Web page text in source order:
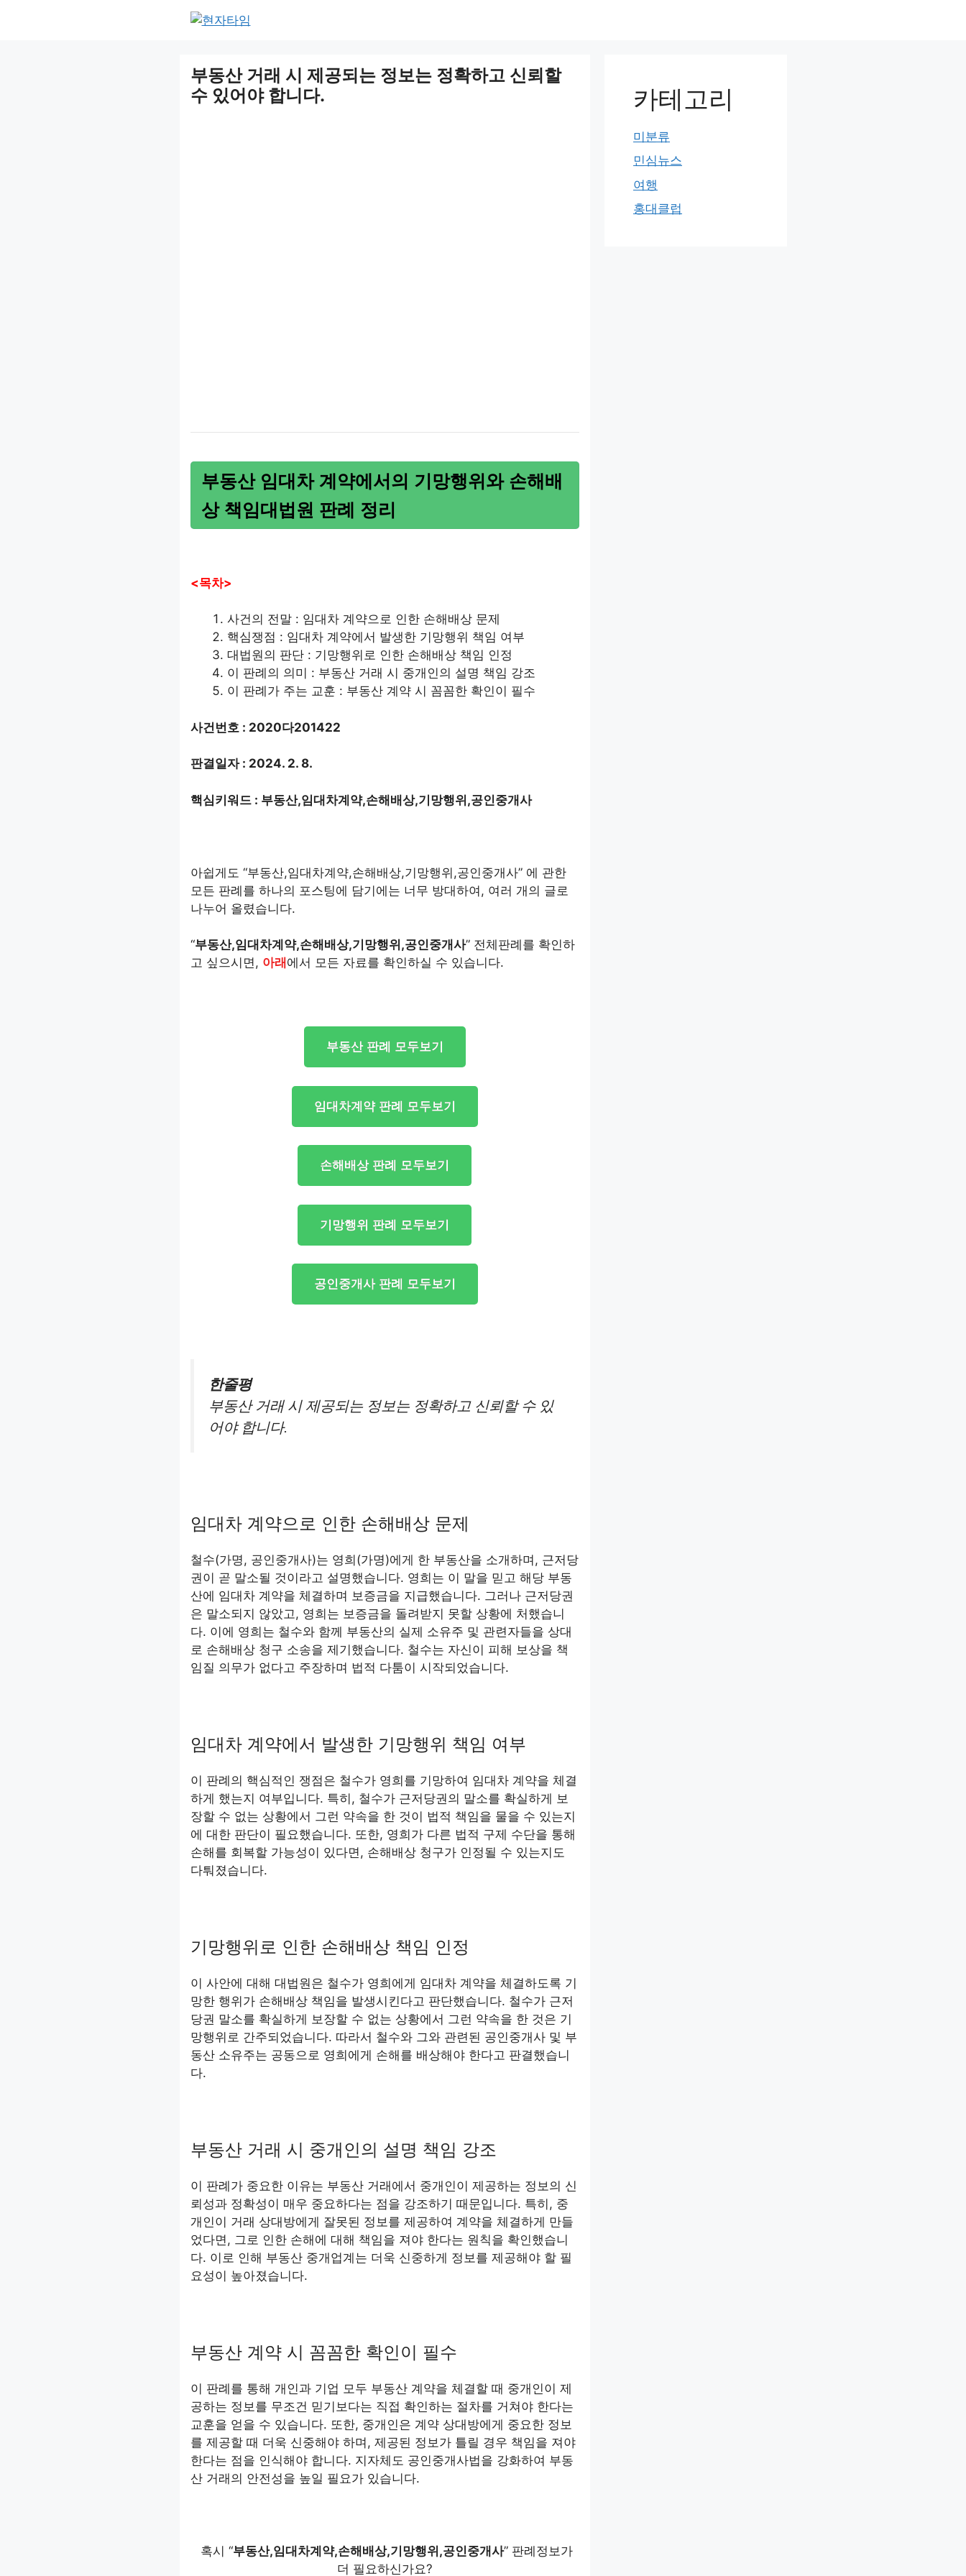
부동산 거래 시 제공되는 정보는 정확하고 신뢰할
수 있어야 합니다.
부동산 임대차 계약에서의 기망행위와 손해배
상 책임대법원 판례 정리
<목차>
사건의 전말 : 임대차 계약으로 인한 손해배상 문제
핵심쟁점 : 임대차 계약에서 발생한 기망행위 책임 여부
대법원의 판단 : 기망행위로 인한 손해배상 책임 인정
이 판례의 의미 : 부동산 거래 시 중개인의 설명 책임 강조
이 판례가 주는 교훈 : 부동산 계약 시 꼼꼼한 확인이 필수
사건번호 : 2020다201422
판결일자 : 2024. 2. 8.
핵심키워드 : 부동산,임대차계약,손해배상,기망행위,공인중개사
아쉽게도 “부동산,임대차계약,손해배상,기망행위,공인중개사” 에 관한
모든 판례를 하나의 포스팅에 담기에는 너무 방대하여, 여러 개의 글로
나누어 올렸습니다.
“부동산,임대차계약,손해배상,기망행위,공인중개사” 전체판례를 확인하
고 싶으시면, 아래 에서 모든 자료를 확인하실 수 있습니다.
부동산 판례 모두보기
임대차계약 판례 모두보기
손해배상 판례 모두보기
기망행위 판례 모두보기
공인중개사 판례 모두보기
한줄평
부동산 거래 시 제공되는 정보는 정확하고 신뢰할 수 있
어야 합니다.
임대차 계약으로 인한 손해배상 문제
철수(가명, 공인중개사)는 영희(가명)에게 한 부동산을 소개하며, 근저당
권이 곧 말소될 것이라고 설명했습니다. 영희는 이 말을 믿고 해당 부동
산에 임대차 계약을 체결하며 보증금을 지급했습니다. 그러나 근저당권
은 말소되지 않았고, 영희는 보증금을 돌려받지 못할 상황에 처했습니
다. 이에 영희는 철수와 함께 부동산의 실제 소유주 및 관련자들을 상대
로 손해배상 청구 소송을 제기했습니다. 철수는 자신이 피해 보상을 책
임질 의무가 없다고 주장하며 법적 다툼이 시작되었습니다.
임대차 계약에서 발생한 기망행위 책임 여부
이 판례의 핵심적인 쟁점은 철수가 영희를 기망하여 임대차 계약을 체결
하게 했는지 여부입니다. 특히, 철수가 근저당권의 말소를 확실하게 보
장할 수 없는 상황에서 그런 약속을 한 것이 법적 책임을 물을 수 있는지
에 대한 판단이 필요했습니다. 또한, 영희가 다른 법적 구제 수단을 통해
손해를 회복할 가능성이 있다면, 손해배상 청구가 인정될 수 있는지도
다퉈졌습니다.
기망행위로 인한 손해배상 책임 인정
이 사안에 대해 대법원은 철수가 영희에게 임대차 계약을 체결하도록 기
망한 행위가 손해배상 책임을 발생시킨다고 판단했습니다. 철수가 근저
당권 말소를 확실하게 보장할 수 없는 상황에서 그런 약속을 한 것은 기
망행위로 간주되었습니다. 따라서 철수와 그와 관련된 공인중개사 및 부
동산 소유주는 공동으로 영희에게 손해를 배상해야 한다고 판결했습니
다.
부동산 거래 시 중개인의 설명 책임 강조
이 판례가 중요한 이유는 부동산 거래에서 중개인이 제공하는 정보의 신
뢰성과 정확성이 매우 중요하다는 점을 강조하기 때문입니다. 특히, 중
개인이 거래 상대방에게 잘못된 정보를 제공하여 계약을 체결하게 만들
었다면, 그로 인한 손해에 대해 책임을 져야 한다는 원칙을 확인했습니
다. 이로 인해 부동산 중개업계는 더욱 신중하게 정보를 제공해야 할 필
요성이 높아졌습니다.
부동산 계약 시 꼼꼼한 확인이 필수
이 판례를 통해 개인과 기업 모두 부동산 계약을 체결할 때 중개인이 제
공하는 정보를 무조건 믿기보다는 직접 확인하는 절차를 거쳐야 한다는
교훈을 얻을 수 있습니다. 또한, 중개인은 계약 상대방에게 중요한 정보
를 제공할 때 더욱 신중해야 하며, 제공된 정보가 틀릴 경우 책임을 져야
한다는 점을 인식해야 합니다. 지자체도 공인중개사법을 강화하여 부동
산 거래의 안전성을 높일 필요가 있습니다.
혹시 “부동산,임대차계약,손해배상,기망행위,공인중개사” 판례정보가
더 필요하신가요?
카테고리
미분류
민심뉴스
여행
홍대클럽